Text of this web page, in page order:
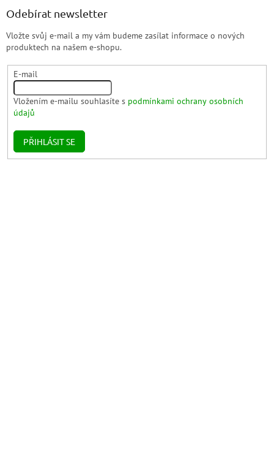
Odebírat newsletter
Vložte svůj e-mail a my vám budeme zasílat informace o nových
produktech na našem e-shopu.
E-mail
Vložením e-mailu souhlasíte s podmínkami ochrany osobních
údajů
PŘIHLÁSIT SE